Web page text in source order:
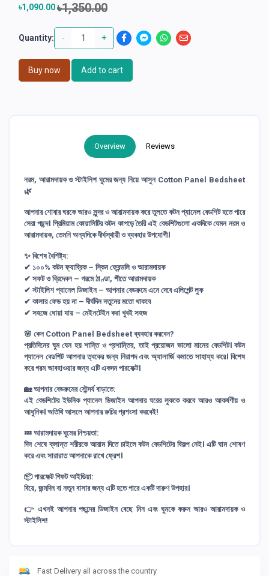
৳1,090.00৳1,350.00
Quantity: - +
Buy now Add to cart
Overview Reviews
নরম, আরামদায়ক ও স্টাইলিশ ঘুমের জন্য নিয়ে আসুন Cotton Panel Bedsheet
🌿
আপনার শোবার ঘরকে আরও সুন্দর ও আরামদায়ক করে তুলতে কটন প্যানেল বেডশিট হতে পারে
সেরা পছন্দ। প্রিমিয়াম কোয়ালিটির কটন কাপড়ে তৈরি এই বেডশিটগুলো একদিকে যেমন নরম ও
আরামদায়ক, তেমনি অন্যদিকে দীর্ঘস্থায়ী ও ব্যবহার উপযোগী।
✨ বিশেষ বৈশিষ্ট্য:
✔ ১০০% কটন ফ্যাব্রিক – স্কিন ফ্রেন্ডলি ও আরামদায়ক
✔ সফট ও ব্রিদেবল – গরমে ঠাণ্ডা, শীতে আরামদায়ক
✔ স্টাইলিশ প্যানেল ডিজাইন – আপনার বেডরুমে এনে দেবে এলিগেন্ট লুক
✔ কালার ফেড হয় না – দীর্ঘদিন নতুনের মতো থাকবে
✔ সহজে ধোয়া যায় – মেইনটেইন করা খুবই সহজ
🌸 কেন Cotton Panel Bedsheet ব্যবহার করবেন?
প্রতিদিনের ঘুম যেন হয় শান্তি ও প্রশান্তির, তাই প্রয়োজন ভালো মানের বেডশিট। কটন
প্যানেল বেডশিট আপনার ত্বকের জন্য নিরাপদ এবং অ্যালার্জি কমাতে সাহায্য করে। বিশেষ
করে গরম আবহাওয়ার জন্য এটি একদম পারফেক্ট।
🏡আপনার বেডরুমের সৌন্দর্য বাড়াতে:
এই বেডশিটের ইউনিক প্যানেল ডিজাইন আপনার ঘরের লুককে করবে আরও আকর্ষণীয় ও
আধুনিক। অতিথি আসলে আপনার রুচির প্রশংসা করবেই!
💤 আরামদায়ক ঘুমের নিশ্চয়তা:
দিন শেষে ক্লান্ত শরীরকে আরাম দিতে চাইলে কটন বেডশিটের বিকল্প নেই। এটি ঘাম শোষণ
করে এবং সারারাত আপনাকে রাখে ফ্রেশ।
📦পারফেক্ট গিফট আইডিয়া:
বিয়ে, জন্মদিন বা নতুন বাসার জন্য এটি হতে পারে একটি দারুণ উপহার।
👉 এখনই আপনার পছন্দের ডিজাইন বেছে নিন এবং ঘুমকে করুন আরও আরামদায়ক ও
স্টাইলিশ!
Fast Delivery all across the country